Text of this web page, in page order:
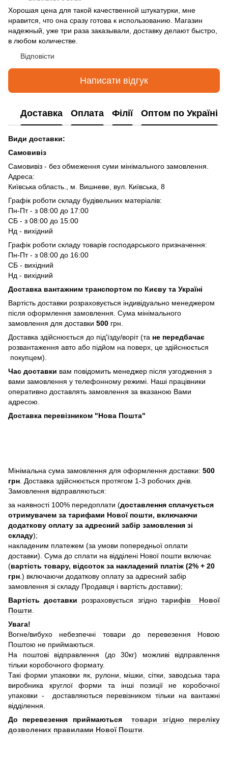
Хорошая цена для такой качественной штукатурки, мне
нравится, что она сразу готова к использованию. Магазин
надежный, уже три раза заказывали, доставку делают быстро,
в любом количестве.
Відповісти
Написати відгук
Доставка Оплата Філії Оптом по Україні
Види доставки:
Самовивіз
Самовивіз - без обмеження суми мінімального замовлення.
Адреса:
Київська область., м. Вишневе, вул. Київська, 8
Графік роботи складу будівельних матеріалів:
Пн-Пт - з 08:00 до 17:00
СБ - з 08:00 до 15:00
Нд - вихідний
Графік роботи складу товарів господарського призначення:
Пн-Пт - з 08:00 до 16:00
СБ - вихідний
Нд - вихідний
Доставка вантажним транспортом по Києву та Україні
Вартість доставки розраховується індивідуально менеджером
після оформлення замовлення. Сума мінімального
замовлення для доставки 500 грн.
Доставка здійснюється до під'їзду/воріт (та не передбачає
розвантаження авто або підйом на поверх, це здійснюється
покупцем).
Час доставки вам повідомить менеджер після узгодження з
вами замовлення у телефонному режимі. Наші працівники
оперативно доставлять замовлення за вказаною Вами
адресою.
Доставка перевізником "Нова Пошта"
Мінімальна сума замовлення для оформлення доставки: 500
грн . Доставка здійснюється протягом 1-3 робочих днів.
Замовлення відправляються:
за наявності 100% передоплати (доставлення сплачується
отримувачем за тарифами Нової пошти, включаючи
додаткову оплату за адресний забір замовлення зі
складу);
накладеним платежем (за умови попередньої оплати
доставки). Сума до сплати на відділені Нової пошти включає
(вартість товару, відсоток за накладений платіж (2% + 20
грн .) включаючи додаткову оплату за адресний забір
замовлення зі складу Продавця і вартість доставки);
Вартість доставки розраховується згідно тарифів Нової
Пошти
Увага!
Вогне/вибухо небезпечні товари до перевезення Новою
Поштою не приймаються.
На поштові відправлення (до 30кг) можливі відправлення
тільки коробочного формату.
Такі форми упаковки як, рулони, мішки, сітки, заводська тара
виробника круглої форми та інші позиції не коробочної
упаковки - доставляються перевізником тільки на вантажні
відділення.
До перевезення приймаютьсятовари згідно переліку
дозволених правилами Нової Пошти